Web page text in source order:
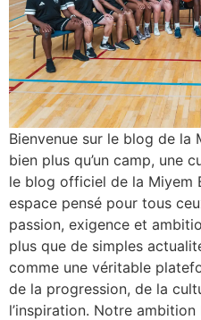
Bienvenue sur le blog de la
bien plus qu’un camp, une
le blog officiel de la Miyem
espace pensé pour tous
passion, exigence et
plus que de simples
comme une véritable
de la progression, de la
l’inspiration. Notre